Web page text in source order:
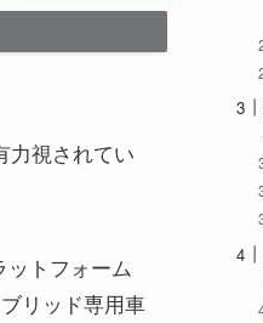
力視されてい
トフォーム
リッド専用車